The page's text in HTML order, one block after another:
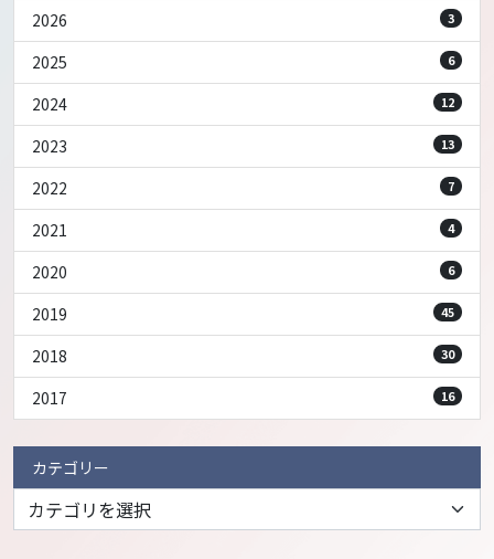
2026
3
2025 6
2024 12
2023 13
2022 7
2021 4
2020 6
2019 45
2018 30
2017 16
カテゴリー